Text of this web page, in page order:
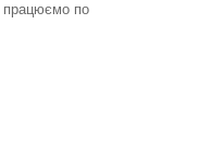
працюємо по